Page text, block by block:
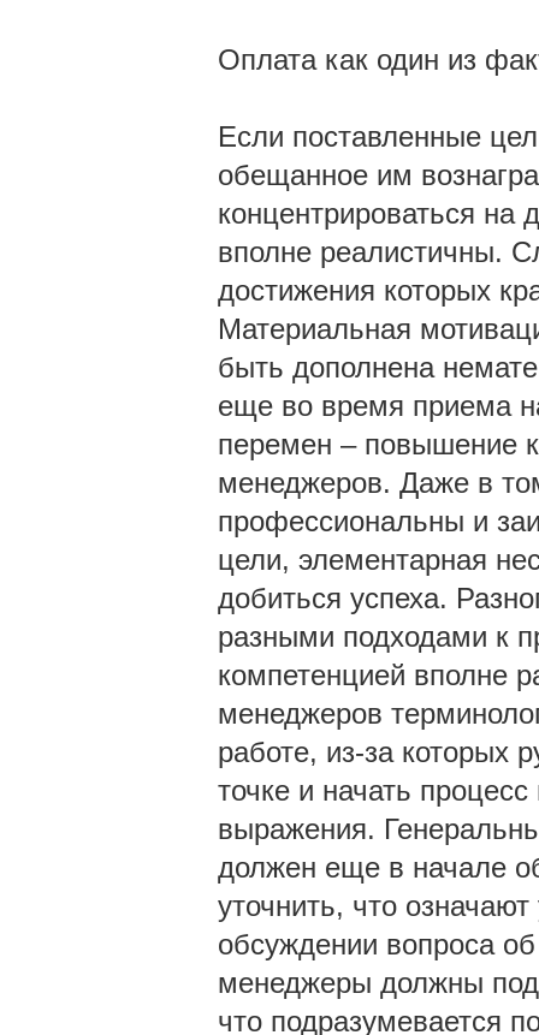
Оплата как один из
Если поставленные
обещанное им
концентрироваться на
вполне реалистичны.
достижения которых
Материальная
быть дополнена
еще во время приема
перемен – повышение
менеджеров. Даже в
профессиональны и
цели, элементарная
добиться успеха.
разными подходами к
компетенцией вполне
менеджеров
работе, из-за которых
точке и начать
выражения.
должен еще в начале
уточнить, что
обсуждении вопроса
менеджеры должны
что подразумевается